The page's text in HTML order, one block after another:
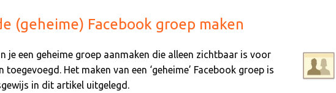
(geheime) Facebook groep maken
je een geheime groep aanmaken die alleen zichtbaar is voor
Het maken van een ‘geheime’ Facebook groep is
in dit artikel uitgelegd.